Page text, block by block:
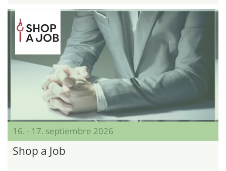
16. - 17. septiembre 2026
Shop a Job